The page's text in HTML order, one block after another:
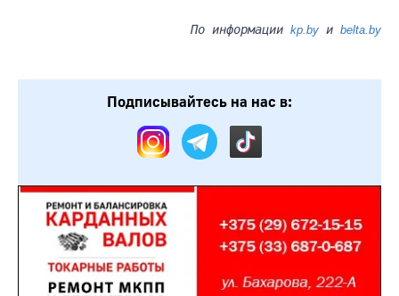
По информации kp.by и belta.by
Подписывайтесь на нас в: